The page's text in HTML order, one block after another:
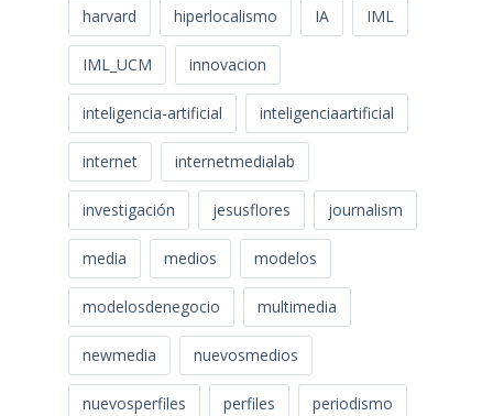
harvard hiperlocalismo IA IML
IML_UCM innovacion
inteligencia-artificial inteligenciaartificial
internet internetmedialab
investigación jesusflores journalism
media medios modelos
modelosdenegocio multimedia
newmedia nuevosmedios
nuevosperfiles perfiles periodismo